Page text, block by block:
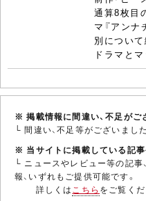
通算8枚目
マ『アンナ
別につい
ドラマと
※ 掲載情報に間違い、不足がご
└ 間違い、不足等がございました
※ 当サイトに掲載している記事
└ ニュースやレビュー等の記事
報、いずれもご提供可能です。
詳しくはこちら をご覧くだ